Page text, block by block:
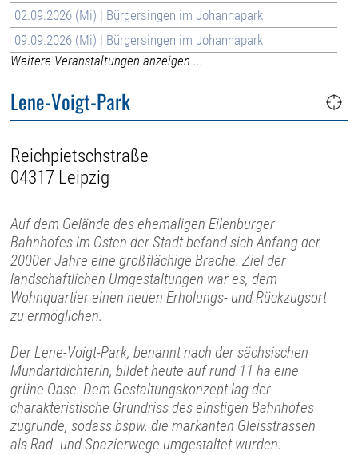
02.09.2026 (Mi) | Bürgersingen im Johannapark
09.09.2026 (Mi) | Bürgersingen im Johannapark
Weitere Veranstaltungen anzeigen ...
Lene-Voigt-Park
Reichpietschstraße
04317 Leipzig
Auf dem Gelände des ehemaligen Eilenburger
Bahnhofes im Osten der Stadt befand sich Anfang der
2000er Jahre eine großflächige Brache. Ziel der
landschaftlichen Umgestaltungen war es, dem
Wohnquartier einen neuen Erholungs- und Rückzugsort
zu ermöglichen.
Der Lene-Voigt-Park, benannt nach der sächsischen
Mundartdichterin, bildet heute auf rund 11 ha eine
grüne Oase. Dem Gestaltungskonzept lag der
charakteristische Grundriss des einstigen Bahnhofes
zugrunde, sodass bspw. die markanten Gleisstrassen
als Rad- und Spazierwege umgestaltet wurden.